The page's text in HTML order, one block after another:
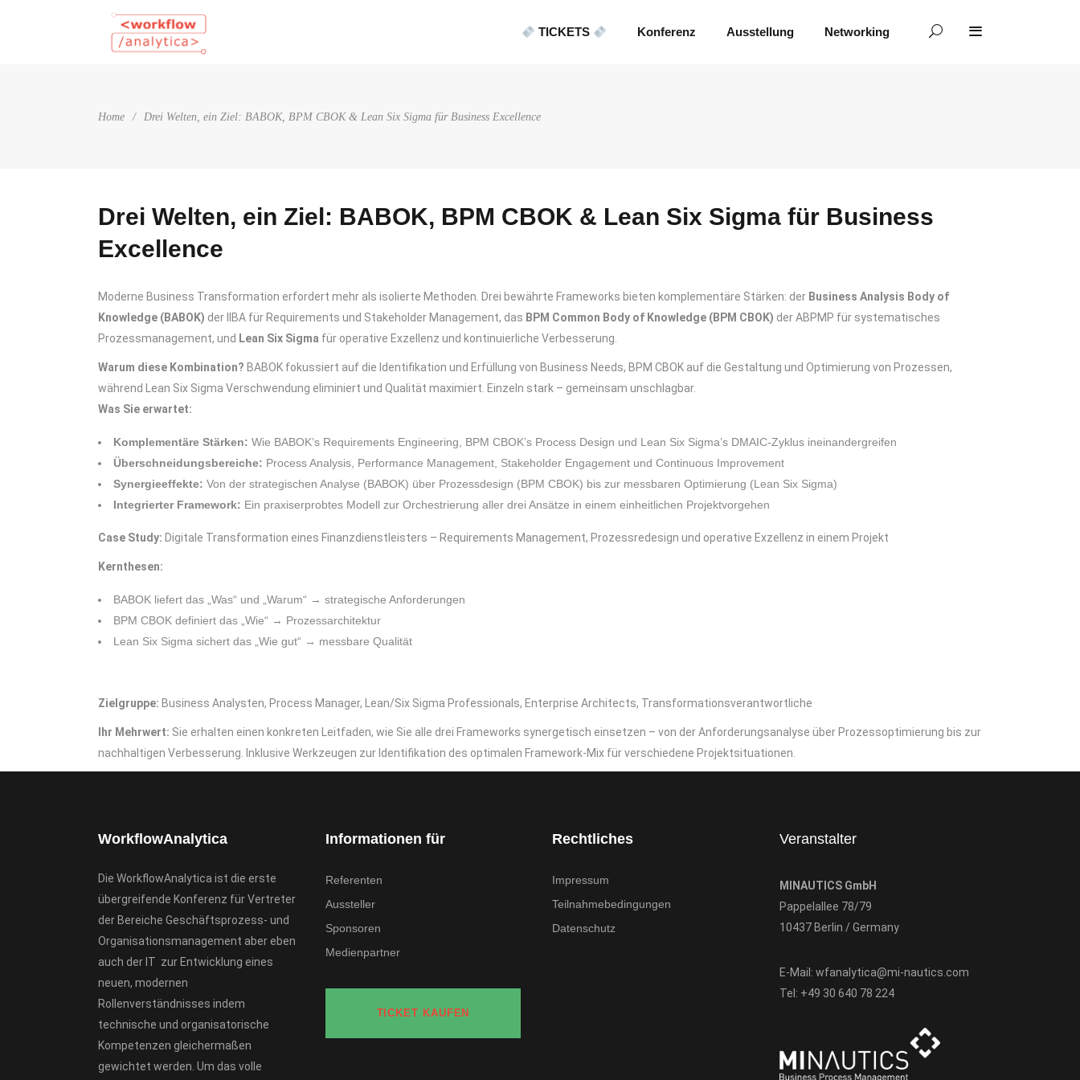
TICKETS Konferenz Ausstellung Networking
Home / Drei Welten, ein Ziel: BABOK, BPM CBOK & Lean Six Sigma für Business Excellence
Drei Welten, ein Ziel: BABOK, BPM CBOK & Lean Six Sigma für Business
Excellence
Moderne Business Transformation erfordert mehr als isolierte Methoden. Drei bewährte Frameworks bieten komplementäre Stärken: der Business Analysis Body of
Knowledge (BABOK) der IIBA für Requirements und Stakeholder Management, das BPM Common Body of Knowledge (BPM CBOK) der ABPMP für systematisches
Prozessmanagement, und Lean Six Sigma für operative Exzellenz und kontinuierliche Verbesserung.
Warum diese Kombination? BABOK fokussiert auf die Identifikation und Erfüllung von Business Needs, BPM CBOK auf die Gestaltung und Optimierung von Prozessen,
während Lean Six Sigma Verschwendung eliminiert und Qualität maximiert. Einzeln stark – gemeinsam unschlagbar.
Was Sie erwartet:
Komplementäre Stärken: Wie BABOK’s Requirements Engineering, BPM CBOK’s Process Design und Lean Six Sigma’s DMAIC-Zyklus ineinandergreifen
Überschneidungsbereiche: Process Analysis, Performance Management, Stakeholder Engagement und Continuous Improvement
Synergieeffekte: Von der strategischen Analyse (BABOK) über Prozessdesign (BPM CBOK) bis zur messbaren Optimierung (Lean Six Sigma)
Integrierter Framework: Ein praxiserprobtes Modell zur Orchestrierung aller drei Ansätze in einem einheitlichen Projektvorgehen
Case Study: Digitale Transformation eines Finanzdienstleisters – Requirements Management, Prozessredesign und operative Exzellenz in einem Projekt
Kernthesen:
BABOK liefert das „Was“ und „Warum“ → strategische Anforderungen
BPM CBOK definiert das „Wie“ → Prozessarchitektur
Lean Six Sigma sichert das „Wie gut“ → messbare Qualität
Zielgruppe: Business Analysten, Process Manager, Lean/Six Sigma Professionals, Enterprise Architects, Transformationsverantwortliche
Ihr Mehrwert: Sie erhalten einen konkreten Leitfaden, wie Sie alle drei Frameworks synergetisch einsetzen – von der Anforderungsanalyse über Prozessoptimierung bis zur
nachhaltigen Verbesserung. Inklusive Werkzeugen zur Identifikation des optimalen Framework-Mix für verschiedene Projektsituationen.
WorkflowAnalytica
Die WorkflowAnalytica ist die erste
übergreifende Konferenz für Vertreter
der Bereiche Geschäftsprozess- und
Organisationsmanagement aber eben
auch der IT zur Entwicklung eines
neuen, modernen
Rollenverständnisses indem
technische und organisatorische
Kompetenzen gleichermaßen
gewichtet werden. Um das volle
Informationen für
Referenten
Aussteller
Sponsoren
Medienpartner
TICKET KAUFEN
Rechtliches
Impressum
Teilnahmebedingungen
Datenschutz
Veranstalter
MINAUTICS GmbH
Pappelallee 78/79
10437 Berlin / Germany
E-Mail: wfanalytica@mi-nautics.com
Tel: +49 30 640 78 224